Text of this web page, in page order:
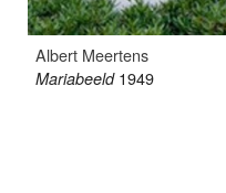
Albert Meertens
Mariabeeld 1949